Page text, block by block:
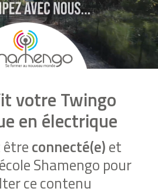
votre Twingo
en électrique
êtreconnecté(e)et
Shamengo pour
ce contenu